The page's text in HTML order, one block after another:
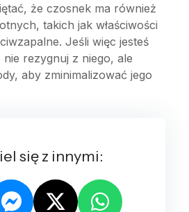
że czosnek ma również
takich jak właściwości
Jeśli więc jesteś
nie rezygnuj z niego, ale
aby zminimalizować jego
się z innymi: